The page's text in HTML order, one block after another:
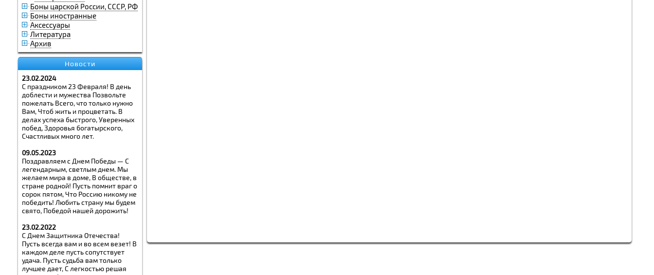
Боны царской России, СССР, РФ
Боны иностранные
Аксессуары
Литература
Архив
Новости
23.02.2024
С праздником 23 Февраля! В день
доблести и мужества Позвольте
пожелать Всего, что только нужно
Вам, Чтоб жить и процветать. В
делах успеха быстрого, Уверенных
побед, Здоровья богатырского,
Счастливых много лет.
09.05.2023
Поздравляем с Днем Победы — С
легендарным, светлым днем. Мы
желаем мира в доме, В обществе, в
стране родной! Пусть помнит враг о
сорок пятом, Что Россию никому не
победить! Любить страну мы будем
свято, Победой нашей дорожить!
23.02.2022
С Днем Защитника Отечества!
Пусть всегда вам и во всем везет! В
каждом деле пусть сопутствует
удача. Пусть судьба вам только
лучшее дает, С легкостью решая